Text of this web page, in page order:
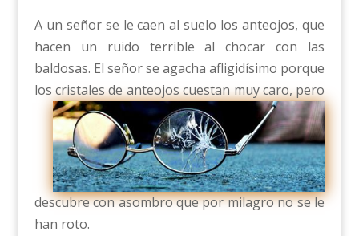
A un señor se le caen al suelo los anteojos, que
hacen un ruido terrible al chocar con las
baldosas. El señor se agacha afligidísimo porque
los cristales de anteojos cuestan muy caro, pero
descubre con asombro que por milagro no se le
han roto.